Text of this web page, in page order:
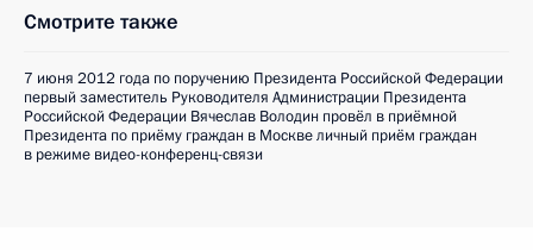
Смотрите также
7 июня 2012 года по поручению Президента Российской Федерации
первый заместитель Руководителя Администрации Президента
Российской Федерации Вячеслав Володин провёл в приёмной
Президента по приёму граждан в Москве личный приём граждан
в режиме видео-конференц-связи